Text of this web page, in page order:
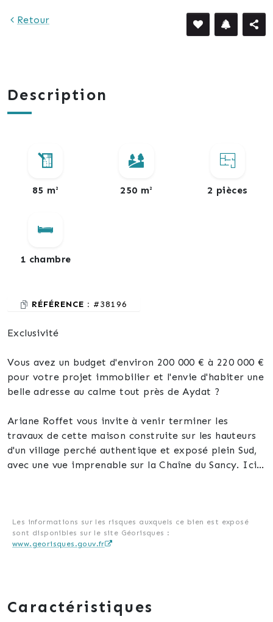
Retour
Description
85 m² 250 m² 2 pièces
1 chambre
RÉFÉRENCE : #38196
Exclusivité
Vous avez un budget d'environ 200 000 € à 220 000 €
pour votre projet immobilier et l'envie d'habiter une
belle adresse au calme tout près de Aydat ?
Ariane Roffet vous invite à venir terminer les
travaux de cette maison construite sur les hauteurs
d'un village perché authentique et exposé plein Sud,
avec une vue imprenable sur la Chaîne du Sancy. Ici,
changer pour une toiture avec tuiles.
cave et en atelier. Elle fut rénovée dans les années
Les informations sur les risques auxquels ce bien est exposé
sont disponibles sur le site Géorisques :
www.georisques.gouv.fr
Caractéristiques